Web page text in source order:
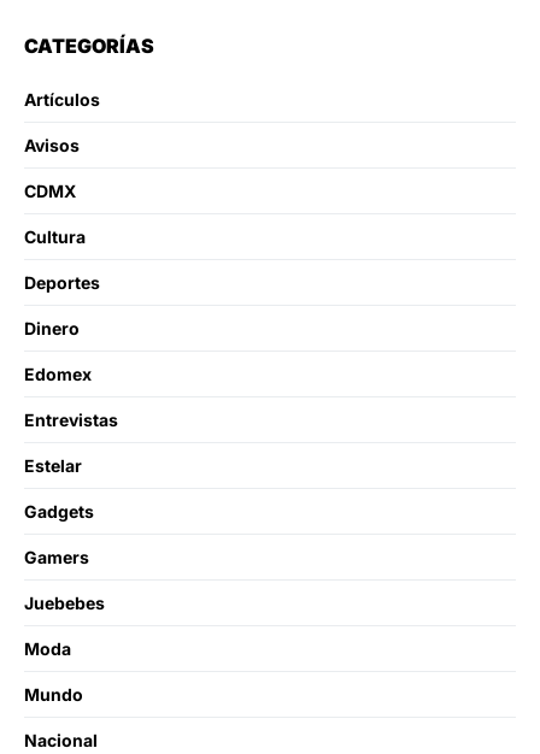
CATEGORÍAS
Artículos
Avisos
CDMX
Cultura
Deportes
Dinero
Edomex
Entrevistas
Estelar
Gadgets
Gamers
Juebebes
Moda
Mundo
Nacional